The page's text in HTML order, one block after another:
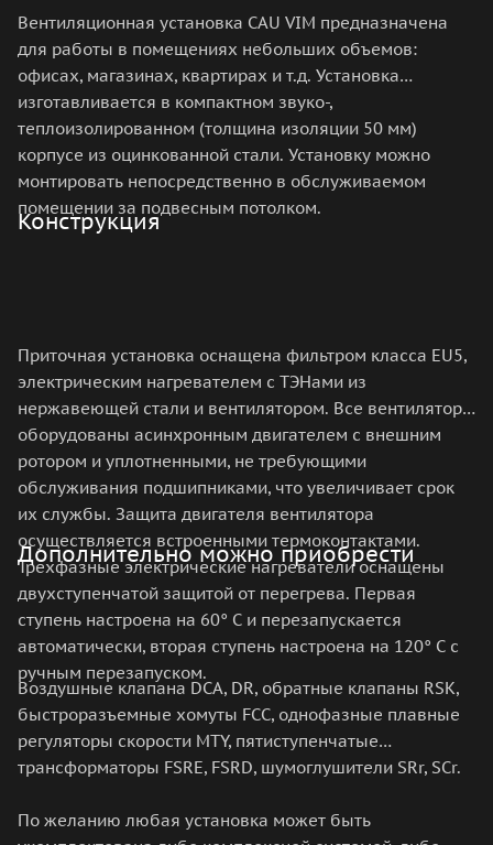
Вентиляционная установка CAU VIM предназначена
для работы в помещениях небольших объемов:
офисах, магазинах, квартирах и т.д. Установка
изготавливается в компактном звуко-,
теплоизолированном (толщина изоляции 50 мм)
корпусе из оцинкованной стали. Установку можно
монтировать непосредственно в обслуживаемом
помещении за подвесным потолком.
Конструкция
Приточная установка оснащена фильтром класса EU5,
электрическим нагревателем с ТЭНами из
нержавеющей стали и вентилятором. Все вентиляторы
оборудованы асинхронным двигателем с внешним
ротором и уплотненными, не требующими
обслуживания подшипниками, что увеличивает срок
их службы. Защита двигателя вентилятора
осуществляется встроенными термоконтактами.
Трехфазные электрические нагреватели оснащены
двухступенчатой защитой от перегрева. Первая
ступень настроена на 60° С и перезапускается
автоматически, вторая ступень настроена на 120° С с
ручным перезапуском.
Дополнительно можно приобрести
Воздушные клапана DCA, DR, обратные клапаны RSK,
быстроразъемные хомуты FCC, однофазные плавные
регуляторы скорости MTY, пятиступенчатые
трансформаторы FSRE, FSRD, шумоглушители SRr, SCr.
По желанию любая установка может быть